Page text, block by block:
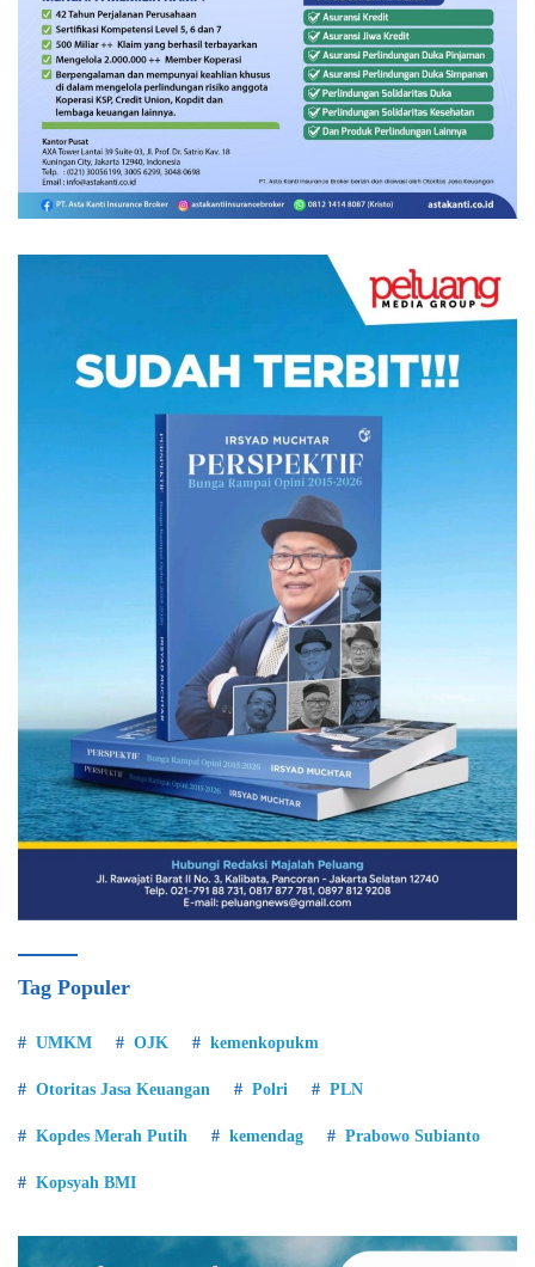
Tag Populer
UMKM OJK kemenkopukm
Otoritas Jasa Keuangan Polri PLN
Kopdes Merah Putih kemendag Prabowo Subianto
Kopsyah BMI